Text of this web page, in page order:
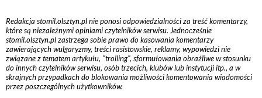
Redakcja stomil.olsztyn.pl nie ponosi odpowiedzialności za treść komentarzy,
które są niezależnymi opiniami czytelników serwisu. Jednocześnie
stomil.olsztyn.pl zastrzega sobie prawo do kasowania komentarzy
zawierających wulgaryzmy, treści rasistowskie, reklamy, wypowiedzi nie
związane z tematem artykułu, "trolling", sformułowania obraźliwe w stosunku
do innych czytelników serwisu, osób trzecich, klubów lub instytucji itp., a w
skrajnych przypadkach do blokowania możliwości komentowania wiadomości
przez poszczególnych użytkowników.